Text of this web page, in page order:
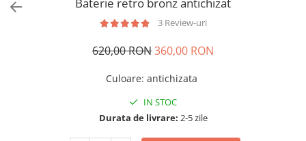
Baterie retro bronz antichizat
3 Review-uri
620,00 RON360,00 RON
Culoare: antichizata
IN STOC
Durata de livrare: 2-5 zile